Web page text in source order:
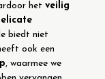
het veilig
biedt niet
ook een
, waarmee we